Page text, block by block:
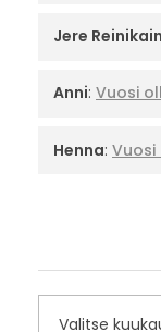
Jere
Anni: Vuosi
Henna: